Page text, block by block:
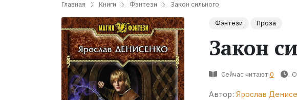
Главная Книги Фэнтези Закон сильного
Фэнтези Проза
Закон
Сейчас читают 0
Автор: Ярослав